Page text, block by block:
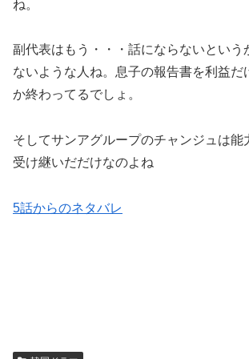
ね。
副代表はもう・・・話にならないという
ないような人ね。息子の報告書を利益だ
か終わってるでしょ。
そしてサンアグループのチャンジュは能
受け継いだだけなのよね
5話からのネタバレ